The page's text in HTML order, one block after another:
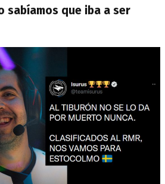
sabíamos que iba a ser